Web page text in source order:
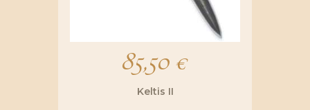
85,50€
Keltis II